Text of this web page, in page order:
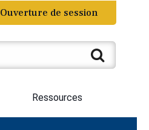
Ouverture de session
Ressources